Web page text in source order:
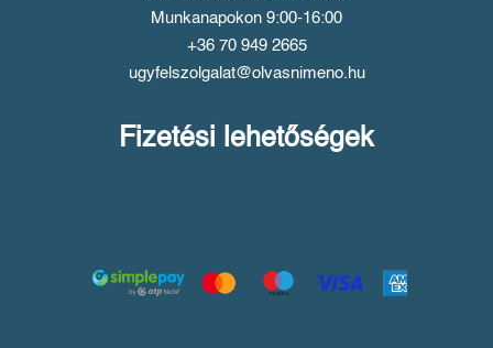
Munkanapokon 9:00-16:00
+36 70 949 2665
ugyfelszolgalat@olvasnimeno.hu
Fizetési lehetőségek